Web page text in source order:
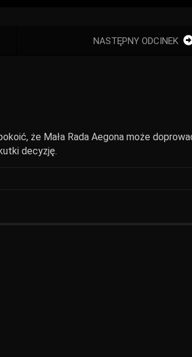
NASTĘPNY ODCINEK
że Mała Rada Aegona może
decyzję.